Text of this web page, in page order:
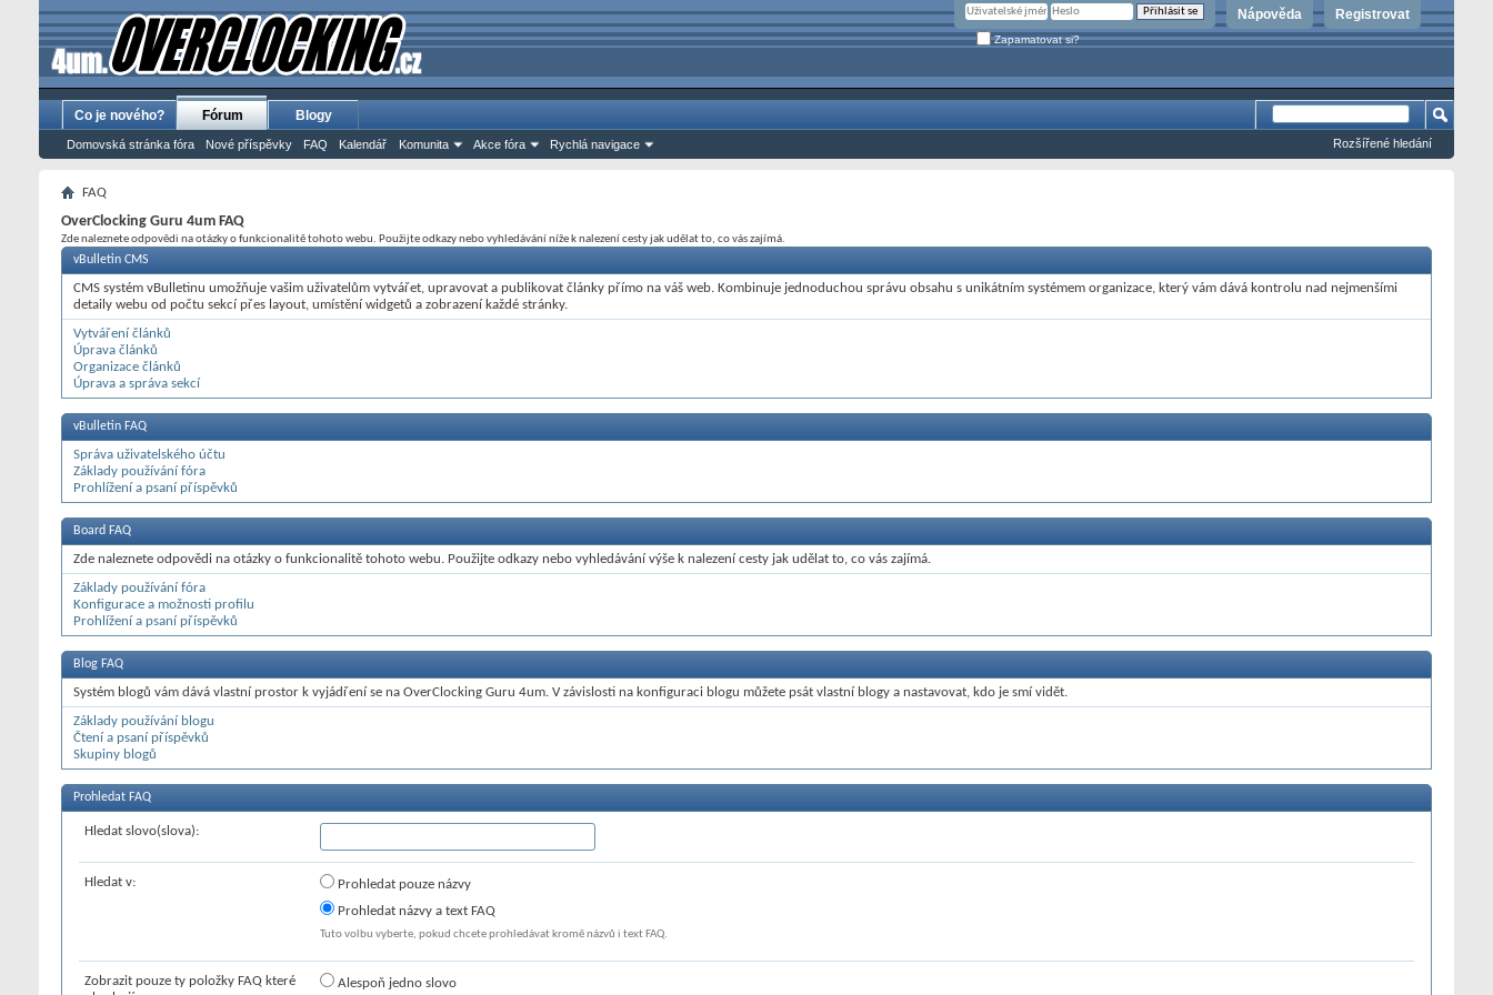
Registrovat
Nápověda
Zapamatovat si?
Co je nového? Fórum
Domovská stránka fóra Nové příspěvky FAQ Kalendář Komunita Akce fóra Rychlá navigace
Blogy
Rozšířené hledání
FAQ
OverClocking Guru 4um FAQ
Zde naleznete odpovědi na otázky o funkcionalitě tohoto webu. Použijte odkazy nebo vyhledávání níže k nalezení cesty jak udělat to, co vás zajímá.
vBulletin CMS
CMS systém vBulletinu umožňuje vašim uživatelům vytvářet, upravovat a publikovat články přímo na váš web. Kombinuje jednoduchou správu obsahu s unikátním systémem organizace, který vám dává kontrolu nad nejmenšími
detaily webu od počtu sekcí přes layout, umístění widgetů a zobrazení každé stránky.
Vytváření článků
Úprava článků
Organizace článků
Úprava a správa sekcí
vBulletin FAQ
Správa uživatelského účtu
Základy používání fóra
Prohlížení a psaní příspěvků
Board FAQ
Zde naleznete odpovědi na otázky o funkcionalitě tohoto webu. Použijte odkazy nebo vyhledávání výše k nalezení cesty jak udělat to, co vás zajímá.
Základy používání fóra
Konfigurace a možnosti profilu
Prohlížení a psaní příspěvků
Blog FAQ
Systém blogů vám dává vlastní prostor k vyjádření se na OverClocking Guru 4um. V závislosti na konfiguraci blogu můžete psát vlastní blogy a nastavovat, kdo je smí vidět.
Základy používání blogu
Čtení a psaní příspěvků
Skupiny blogů
Prohledat FAQ
Hledat slovo(slova):
Hledat v:
Prohledat pouze názvy
Prohledat názvy a text FAQ
Tuto volbu vyberte, pokud chcete prohledávat kromě názvů i text FAQ.
Zobrazit pouze ty položky FAQ které
Alespoň jedno slovo